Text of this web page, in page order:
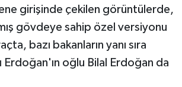
girişinde çekilen görüntülerde,
gövdeye sahip özel versiyonu
bazı bakanların yanı sıra
Erdoğan'ın oğlu Bilal Erdoğan da